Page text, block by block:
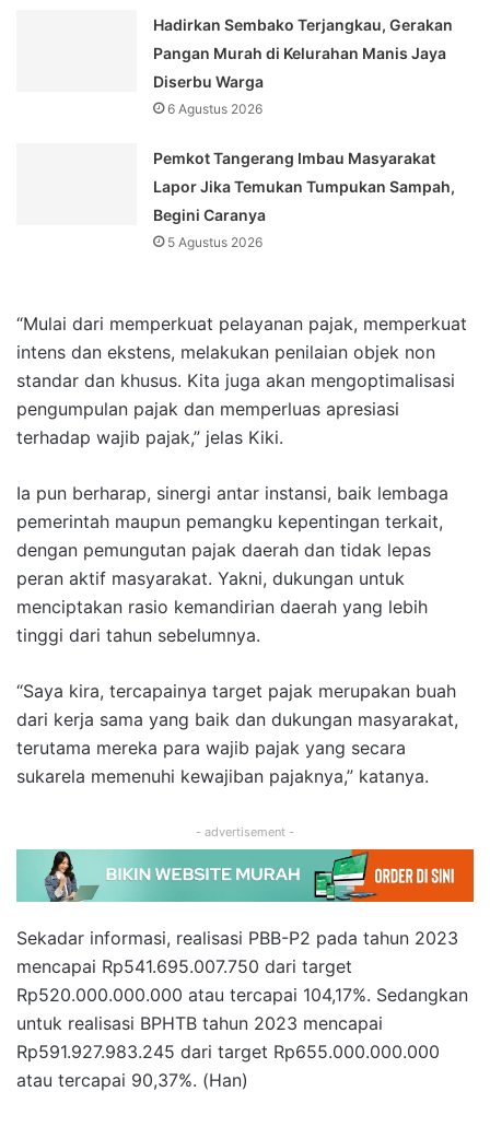
Hadirkan Sembako Terjangkau, Gerakan
Pangan Murah di Kelurahan Manis Jaya
Diserbu Warga
6 Agustus 2026
Pemkot Tangerang Imbau Masyarakat
Lapor Jika Temukan Tumpukan Sampah,
Begini Caranya
5 Agustus 2026
“Mulai dari memperkuat pelayanan pajak, memperkuat
intens dan ekstens, melakukan penilaian objek non
standar dan khusus. Kita juga akan mengoptimalisasi
pengumpulan pajak dan memperluas apresiasi
terhadap wajib pajak,” jelas Kiki.
Ia pun berharap, sinergi antar instansi, baik lembaga
pemerintah maupun pemangku kepentingan terkait,
dengan pemungutan pajak daerah dan tidak lepas
peran aktif masyarakat. Yakni, dukungan untuk
menciptakan rasio kemandirian daerah yang lebih
tinggi dari tahun sebelumnya.
“Saya kira, tercapainya target pajak merupakan buah
dari kerja sama yang baik dan dukungan masyarakat,
terutama mereka para wajib pajak yang secara
sukarela memenuhi kewajiban pajaknya,” katanya.
- advertisement -
Sekadar informasi, realisasi PBB-P2 pada tahun 2023
mencapai Rp541.695.007.750 dari target
Rp520.000.000.000 atau tercapai 104,17%. Sedangkan
untuk realisasi BPHTB tahun 2023 mencapai
Rp591.927.983.245 dari target Rp655.000.000.000
atau tercapai 90,37%. (Han)